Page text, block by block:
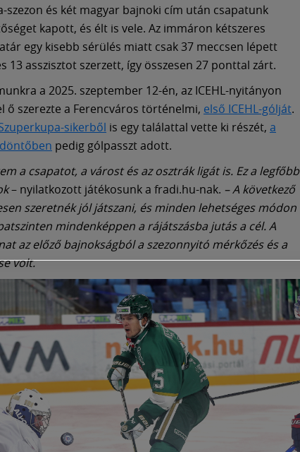
szezon és két magyar bajnoki cím után csapatunk
kapott, és élt is vele. Az immáron kétszeres
egy kisebb sérülés miatt csak 37 meccsen lépett
13 asszisztot szerzett, így összesen 27 ponttal zárt.
a 2025. szeptember 12-én, az ICEHL-nyitányon
ő szerezte a Ferencváros történelmi, első ICEHL-gólját.
sikerből is egy találattal vette ki részét, a
pedig gólpasszt adott.
a csapatot, a várost és az osztrák ligát is. Ez a legfőbb
– nyilatkozott játékosunk a fradi.hu-nak. – A következő
szeretnék jól játszani, és minden lehetséges módon
mindenképpen a rájátszásba jutás a cél.A
az előző bajnokságból a szezonnyitó mérkőzés és a
volt.